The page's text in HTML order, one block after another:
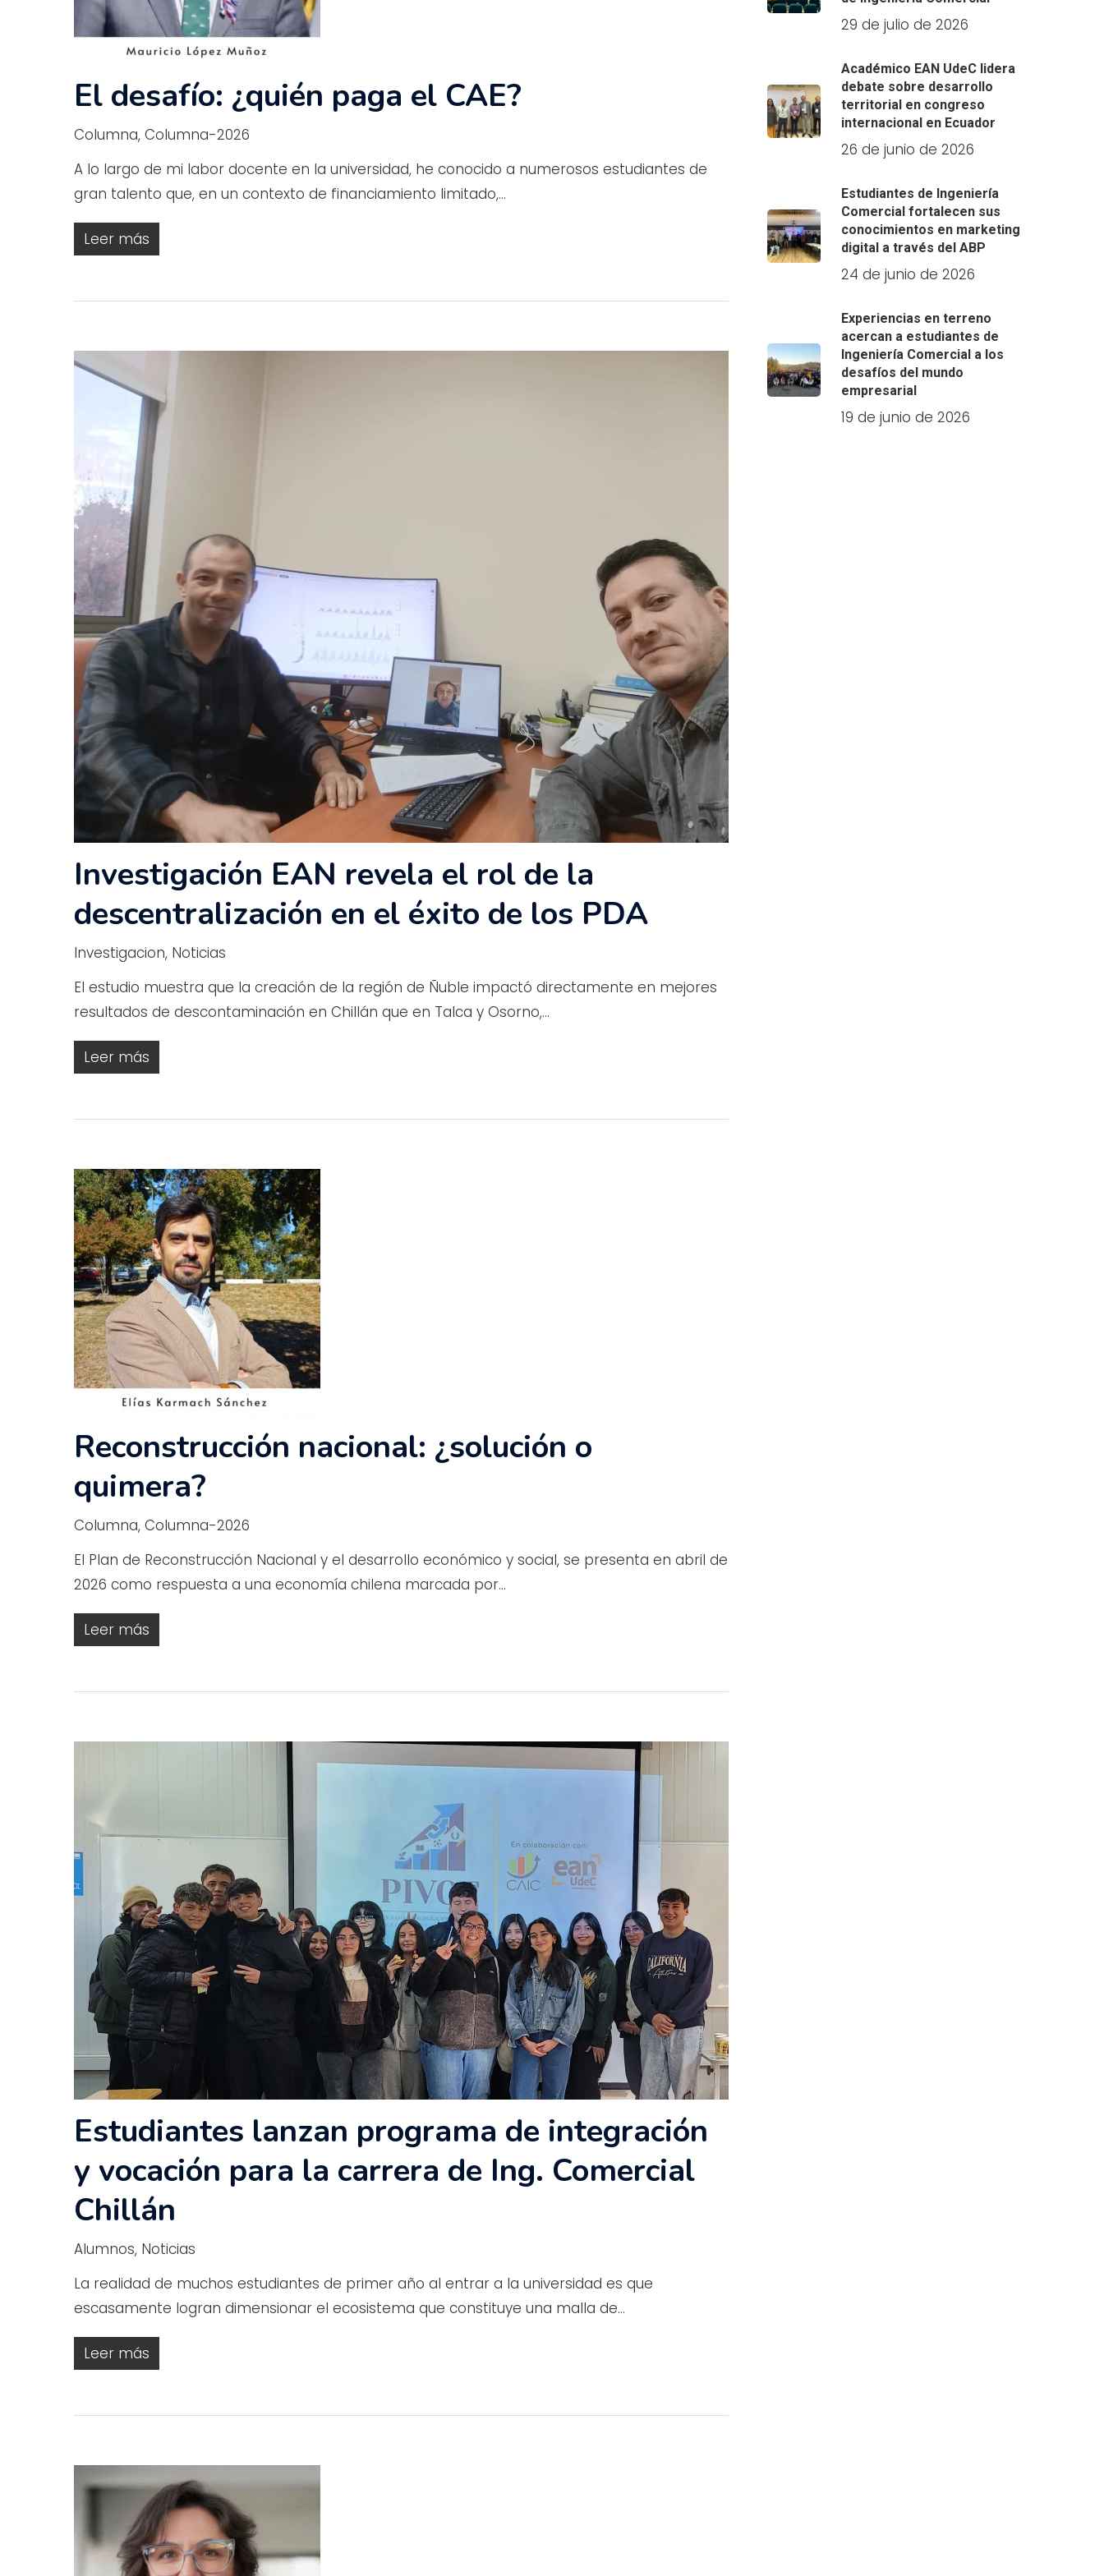
El desafío: ¿quién paga el CAE?
Columna, Columna-2026
A lo largo de mi labor docente en la universidad, he conocido a numerosos estudiantes de
gran talento que, en un contexto de financiamiento limitado,…
Leer más
Investigación EAN revela el rol de la
descentralización en el éxito de los PDA
Investigacion, Noticias
El estudio muestra que la creación de la región de Ñuble impactó directamente en mejores
resultados de descontaminación en Chillán que en Talca y Osorno,…
Leer más
Reconstrucción nacional: ¿solución o
quimera?
Columna, Columna-2026
El Plan de Reconstrucción Nacional y el desarrollo económico y social, se presenta en abril de
2026 como respuesta a una economía chilena marcada por…
Leer más
Estudiantes lanzan programa de integración
y vocación para la carrera de Ing. Comercial
Chillán
Alumnos, Noticias
La realidad de muchos estudiantes de primer año al entrar a la universidad es que
escasamente logran dimensionar el ecosistema que constituye una malla de…
Leer más
29 de julio de 2026
Académico EAN UdeC lidera
debate sobre desarrollo
territorial en congreso
internacional en Ecuador
26 de junio de 2026
Estudiantes de Ingeniería
Comercial fortalecen sus
conocimientos en marketing
digital a través del ABP
24 de junio de 2026
Experiencias en terreno
acercan a estudiantes de
Ingeniería Comercial a los
desafíos del mundo
empresarial
19 de junio de 2026